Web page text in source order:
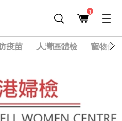
1
疫苗 大灣區體檢 寵物健